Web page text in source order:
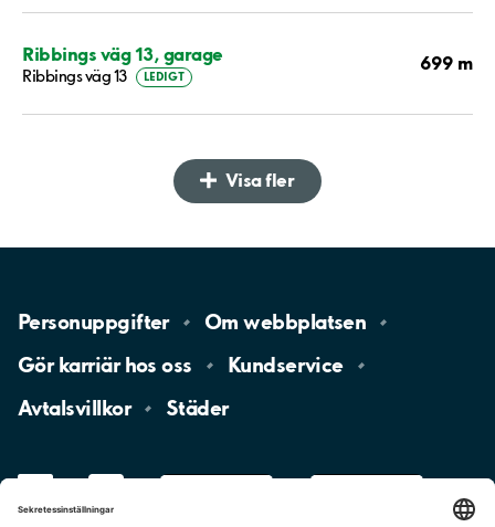
Ribbings väg 13, garage
Ribbings väg 13 LEDIGT
699 m
Visa fler
Personuppgifter Omwebbplatsen
Gör karriär hososs
Kundservice
Avtalsvillkor
Städer